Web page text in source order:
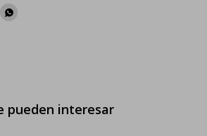

pueden interesar